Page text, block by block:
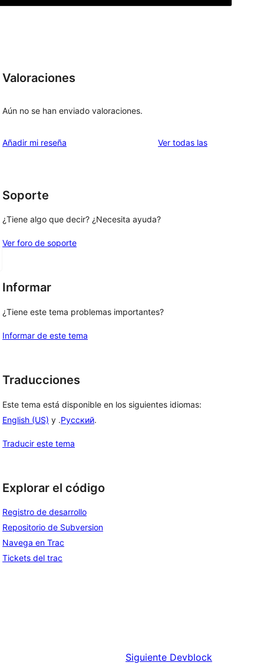
Valoraciones
Aún no se han enviado valoraciones.
Añadir mi reseña Ver todas lasvaloraciones
Soporte
¿Tiene algo que decir? ¿Necesita ayuda?
Ver foro de soporte
Informar
¿Tiene este tema problemas importantes?
Informar de este tema
Traducciones
Este tema está disponible en los siguientes idiomas:
English (US) y .Русский.
Traducir este tema
Explorar el código
Registro de desarrollo
Repositorio de Subversion
Navega en Trac
Tickets del trac
Siguiente Devblock